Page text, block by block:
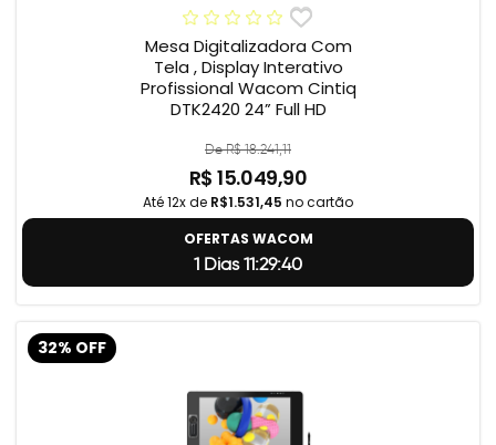
Mesa Digitalizadora Com
Tela , Display Interativo
Profissional Wacom Cintiq
DTK2420 24” Full HD
De R$ 18.241,11
R$ 15.049,90
Até 12x de R$1.531,45 no cartão
OFERTAS WACOM
1 Dias 11:29:39
32% OFF